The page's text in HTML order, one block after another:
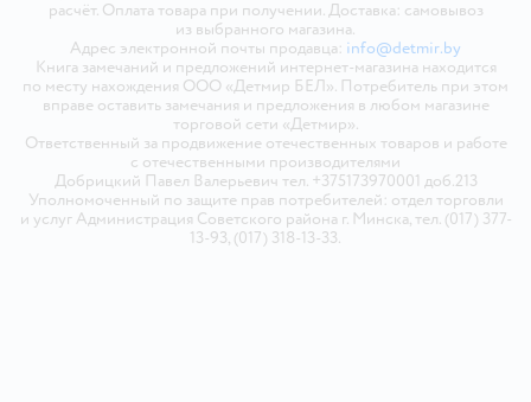
расчёт. Оплата товара при получении. Доставка: самовывоз
из выбранного магазина.
Адрес электронной почты продавца: info@detmir.by
Книга замечаний и предложений интернет-магазина находится
по месту нахождения ООО «Детмир БЕЛ». Потребитель при этом
вправе оставить замечания и предложения в любом магазине
торговой сети «Детмир».
Ответственный за продвижение отечественных товаров и работе
с отечественными производителями
Добрицкий Павел Валерьевич тел. +375173970001 доб.213
Уполномоченный по защите прав потребителей: отдел торговли
и услуг Администрация Советского района г. Минска, тел. (017) 377-
13-93, (017) 318-13-33.